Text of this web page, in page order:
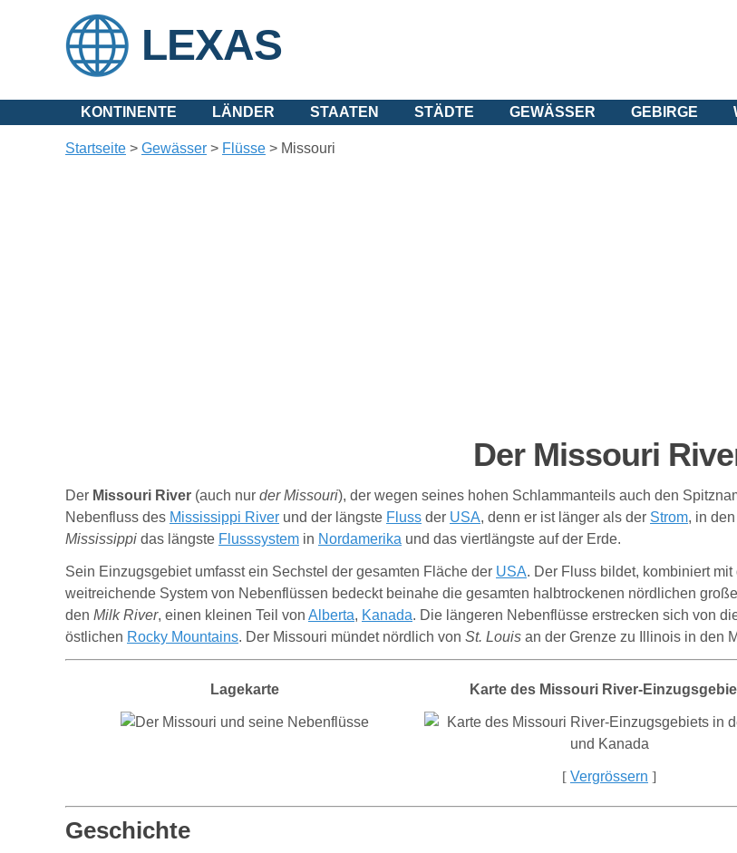
LEXAS
KONTINENTE LÄNDER STAATEN STÄDTE GEWÄSSER GEBIRGE
Startseite > Gewässer > Flüsse > Missouri
Der Missouri
Der Missouri River (auch nur der Missouri), der wegen seines hohen Schlammanteils auch den
Nebenfluss des Mississippi River und der längste Fluss der USA, denn er ist länger als der Strom, in
Mississippi das längste Flusssystem in Nordamerika und das viertlängste auf der Erde.
Sein Einzugsgebiet umfasst ein Sechstel der gesamten Fläche der USA. Der Fluss bildet, kombiniert
weitreichende System von Nebenflüssen bedeckt beinahe die gesamten halbtrockenen nördlichen
den Milk River, einen kleinen Teil von Alberta, Kanada. Die längeren Nebenflüsse erstrecken sich von
östlichen Rocky Mountains. Der Missouri mündet nördlich von St. Louis an der Grenze zu Illinois in den
Lagekarte Karte des Missouri River-
[ Vergrössern ]
Geschichte